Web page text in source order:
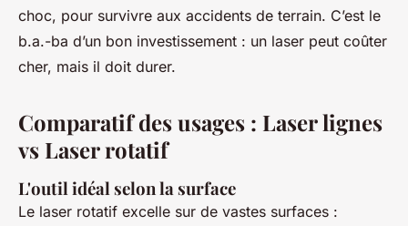
choc, pour survivre aux accidents de terrain. C’est le
b.a.-ba d’un bon investissement : un laser peut coûter
cher, mais il doit durer.
Comparatif des usages : Laser lignes
vs Laser rotatif
L'outil idéal selon la surface
Le laser rotatif excelle sur de vastes surfaces :